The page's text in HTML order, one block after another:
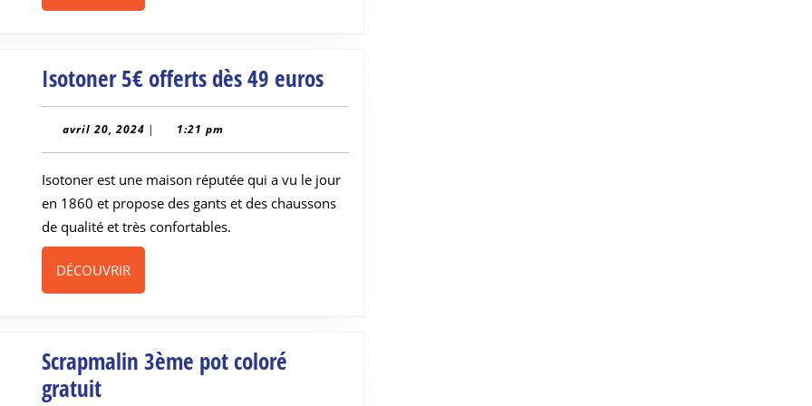
Isotoner 5€ offerts dès 49 eurosIsotoner
5€
dès
49
euros
avril 20, 2024 avril
| 1:21 pm
Isotoner est une maison réputée qui a vu le jour
en 1860 et propose des gants et des chaussons
de qualité et très confortables.
DÉCOUVRIRDÉCOUVRIR
Scrapmalin 3ème pot coloré
gratuitScrapmalin